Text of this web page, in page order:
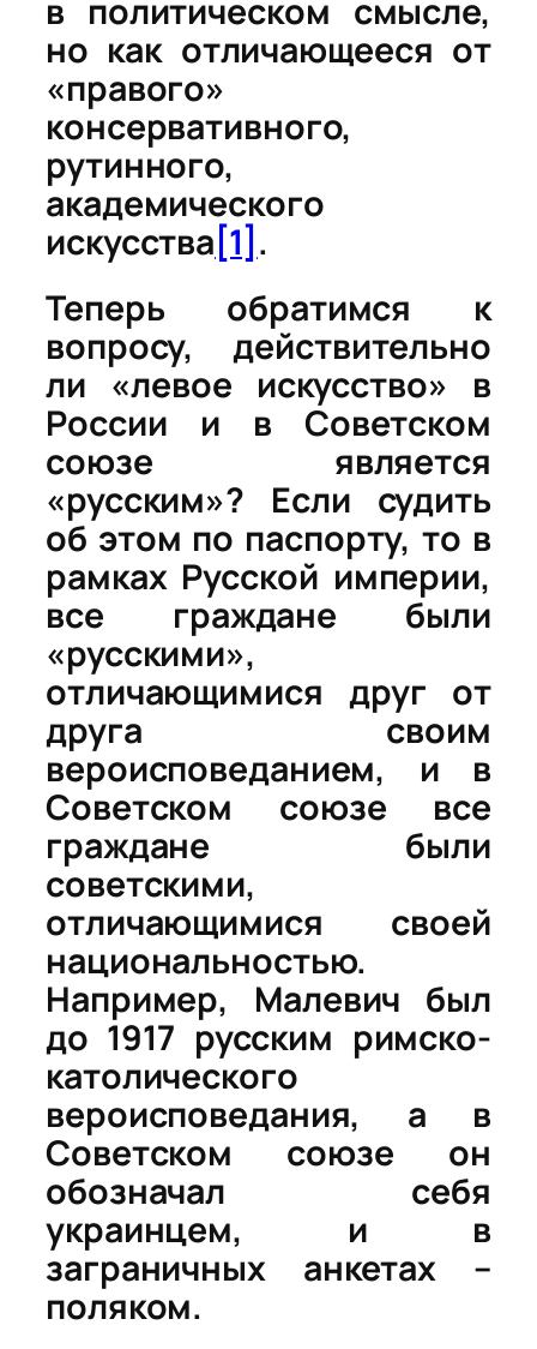
в политическом смысле,
но как отличающeеся от
«правого»
консервативного,
рутинного,
академического
искусства [1] .
Теперь обратимся к
вопросу, действительно
ли «левое искусство» в
России и в Cоветском
союзе является
«русским»? Если судить
об этом по паспорту, то в
рамках Русской империи,
все граждане были
«русскими»,
отличающимися друг от
друга своим
вероисповеданием, и в
Советском союзе все
граждане были
советскими,
отличающимися своей
национальностью.
Например, Малевич был
до 1917 русским римско-
католического
вероисповедания, а в
Советском союзе он
обозначал себя
украинцем, и в
заграничных анкетах –
поляком.